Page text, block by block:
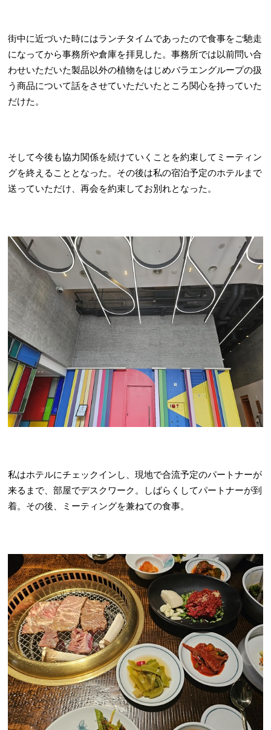
街中に近づいた時にはランチタイムであったので食事をご馳走
になってから事務所や倉庫を拝見した。事務所では以前問い合
わせいただいた製品以外の植物をはじめバラエングループの扱
う商品について話をさせていただいたところ関心を持っていた
だけた。
そして今後も協力関係を続けていくことを約束してミーティン
グを終えることとなった。その後は私の宿泊予定のホテルまで
送っていただけ、再会を約束してお別れとなった。
私はホテルにチェックインし、現地で合流予定のパートナーが
来るまで、部屋でデスクワーク。しばらくしてパートナーが到
着。その後、ミーティングを兼ねての食事。